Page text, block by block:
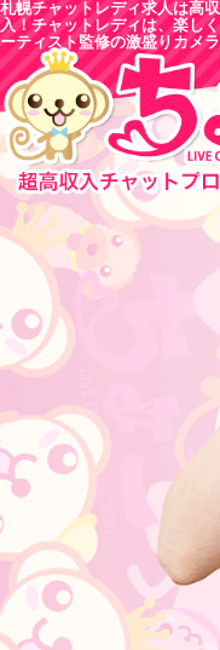
札幌チャットレディ求人は高
入！チャットレディは、楽し
ーティスト監修の激盛りカメ